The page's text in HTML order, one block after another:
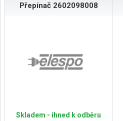
Přepínač 2602098008
Skladem - ihned k odběru